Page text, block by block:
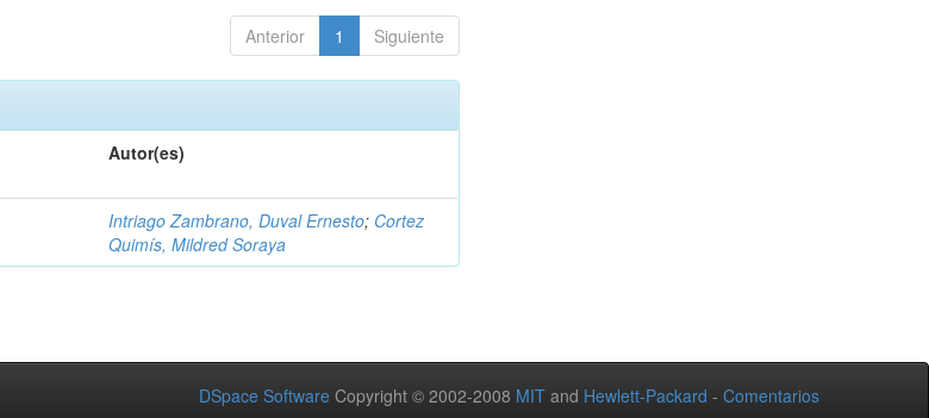
Anterior 1 Siguiente
Autor(es)
Intriago Zambrano, Duval Ernesto; Cortez
Quimís, Mildred Soraya
DSpace Software Copyright © 2002-2008 MIT and Hewlett-Packard - Comentarios